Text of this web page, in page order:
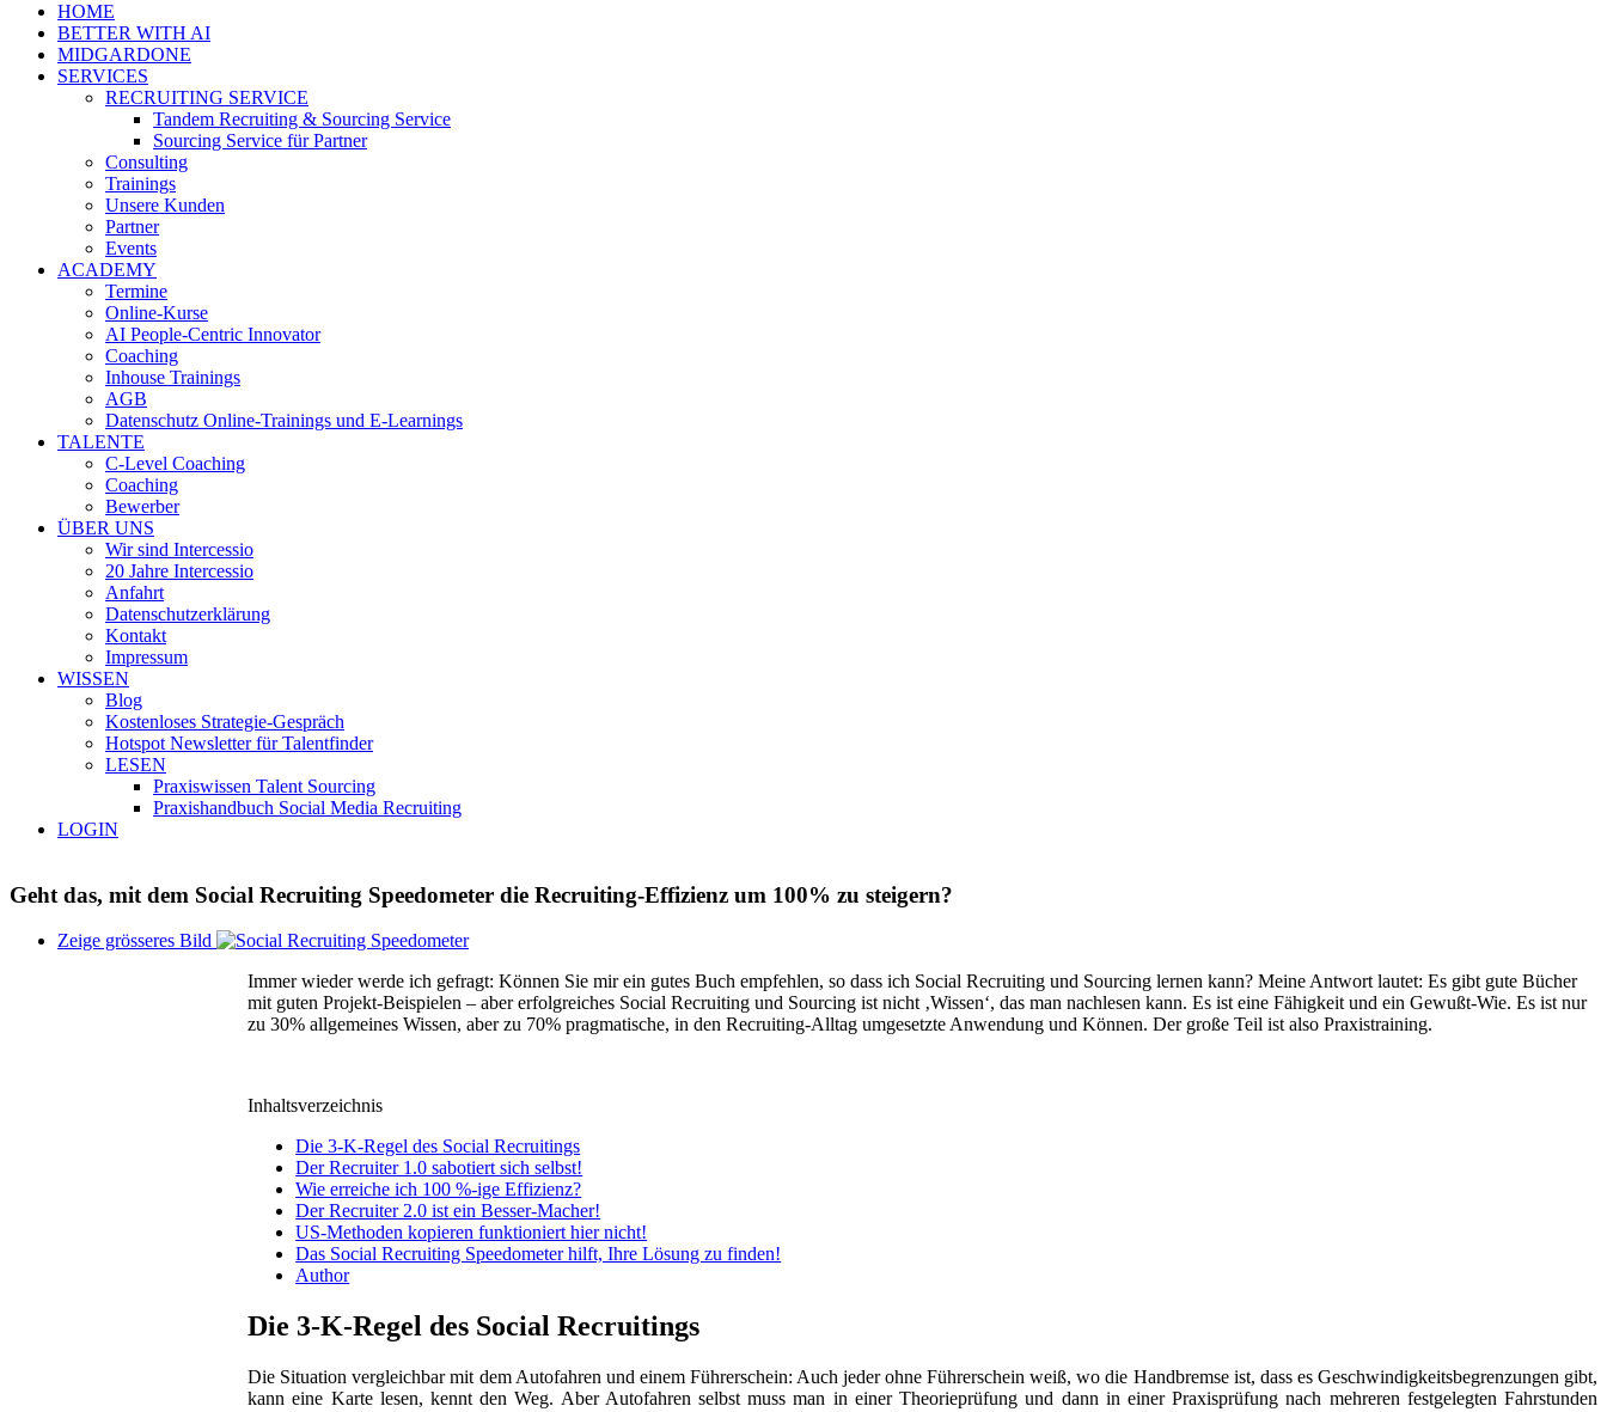
HOME
BETTER WITH AI
MIDGARDONE
SERVICES
RECRUITING SERVICE
Tandem Recruiting & Sourcing Service
Sourcing Service für Partner
Consulting
Trainings
Unsere Kunden
Partner
Events
ACADEMY
Termine
Online-Kurse
AI People-Centric Innovator
Coaching
Inhouse Trainings
AGB
Datenschutz Online-Trainings und E-Learnings
TALENTE
C-Level Coaching
Coaching
Bewerber
ÜBER UNS
Wir sind Intercessio
20 Jahre Intercessio
Anfahrt
Datenschutzerklärung
Kontakt
Impressum
WISSEN
Blog
Kostenloses Strategie-Gespräch
Hotspot Newsletter für Talentfinder
LESEN
Praxiswissen Talent Sourcing
Praxishandbuch Social Media Recruiting
LOGIN
Geht das, mit dem Social Recruiting Speedometer die Recruiting-Effizienz um 100% zu steigern?
Zeige grösseres Bild
Immer wieder werde ich gefragt: Können Sie mir ein gutes Buch empfehlen, so dass ich Social Recruiting und Sourcing lernen kann? Meine Antwort lautet: Es gibt gute Bücher
mit guten Projekt-Beispielen – aber erfolgreiches Social Recruiting und Sourcing ist nicht ‚Wissen‘, das man nachlesen kann. Es ist eine Fähigkeit und ein Gewußt-Wie. Es ist nur
zu 30% allgemeines Wissen, aber zu 70% pragmatische, in den Recruiting-Alltag umgesetzte Anwendung und Können. Der große Teil ist also Praxistraining.
Inhaltsverzeichnis
Die 3-K-Regel des Social Recruitings
Der Recruiter 1.0 sabotiert sich selbst!
Wie erreiche ich 100 %-ige Effizienz?
Der Recruiter 2.0 ist ein Besser-Macher!
US-Methoden kopieren funktioniert hier nicht!
Das Social Recruiting Speedometer hilft, Ihre Lösung zu finden!
Author
Die 3-K-Regel des Social Recruitings
Die Situation vergleichbar mit dem Autofahren und einem Führerschein: Auch jeder ohne Führerschein weiß, wo die Handbremse ist, dass es Geschwindigkeitsbegrenzungen gibt,
kann eine Karte lesen, kennt den Weg. Aber Autofahren selbst muss man in einer Theorieprüfung und dann in einer Praxisprüfung nach mehreren festgelegten Fahrstunden